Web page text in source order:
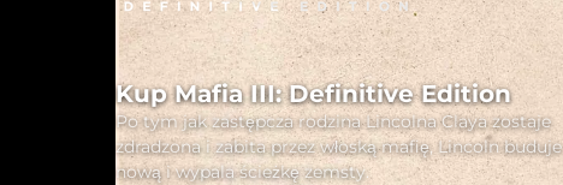
Kup Mafia III: Definitive Edition
Po tym jak zastępcza rodzina Lincolna Claya zostaje
zdradzona i zabita przez włoską mafię, Lincoln buduje
nową i wypala ścieżkę zemsty.